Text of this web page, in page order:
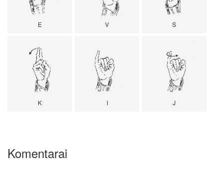
E V S
K I J
Komentarai